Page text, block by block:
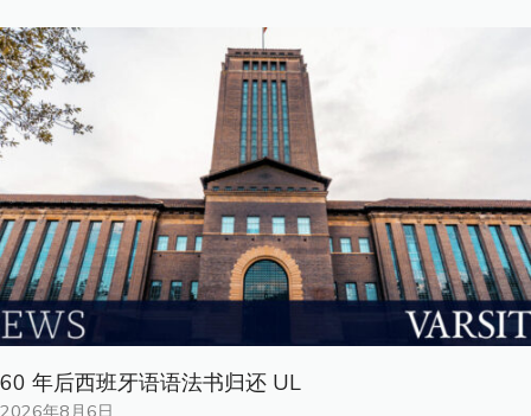
60 年后西班牙语语法书归还 UL
2026年8月6日